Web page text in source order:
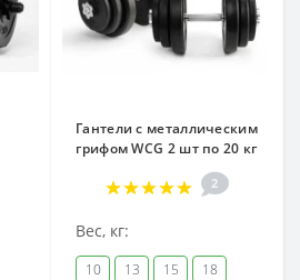
Гантели с металлическим
грифом WCG 2 шт по 20 кг
2
Вес, кг:
10 13 15 18